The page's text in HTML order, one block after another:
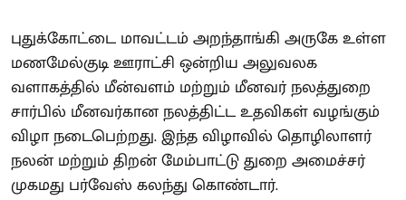
புதுக்கோட்டை மாவட்டம் அறந்தாங்கி அருகே உள்ள
மணமேல்குடி ஊராட்சி ஒன்றிய அலுவலக
வளாகத்தில் மீன்வளம் மற்றும் மீனவர் நலத்துறை
சார்பில் மீனவர்கான நலத்திட்ட உதவிகள் வழங்கும்
விழா நடைபெற்றது. இந்த விழாவில் தொழிலாளர்
நலன் மற்றும் திறன் மேம்பாட்டு துறை அமைச்சர்
முகமது பர்வேஸ் கலந்து கொண்டார்.